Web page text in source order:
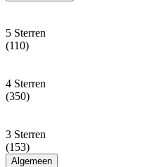
5 Sterren
(110)
4 Sterren
(350)
3 Sterren
(153)
Algemeen